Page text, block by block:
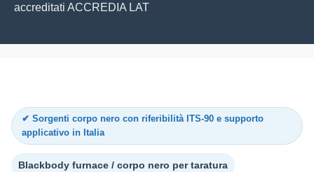
accreditati ACCREDIA LAT
✔ Sorgenti corpo nero con riferibilità ITS-90 e supporto
applicativo in Italia
Blackbody furnace / corpo nero per taratura